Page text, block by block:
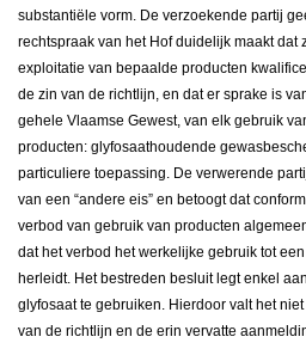
substantiële vorm. De verzoekende partij
rechtspraak van het Hof duidelijk maakt dat
exploitatie van bepaalde producten
de zin van de richtlijn, en dat er sprake is
gehele Vlaamse Gewest, van elk gebruik
producten: glyfosaathoudende
particuliere toepassing. De verwerende
van een “andere eis” en betoogt dat
verbod van gebruik van producten
dat het verbod het werkelijke gebruik tot
herleidt. Het bestreden besluit legt enkel
glyfosaat te gebruiken. Hierdoor valt het
van de richtlijn en de erin vervatte